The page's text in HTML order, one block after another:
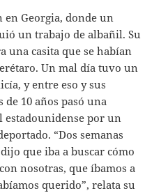
Georgia, donde un
un trabajo de albañil. Su
una casita que se habían
Un mal día tuvo un
y entre eso y sus
10 años pasó una
estadounidense por un
“Dos semanas
que iba a buscar cómo
nosotras, que íbamos a
querido”, relata su